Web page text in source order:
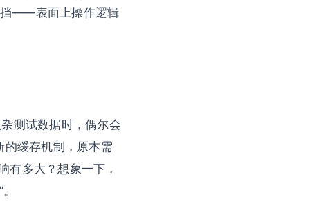
挡——表面上操作逻辑
测试数据时，偶尔会
的缓存机制，原本需
有多大？想象一下，